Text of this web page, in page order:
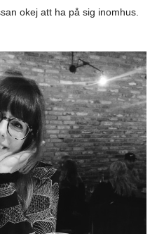
okej att ha på sig inomhus.